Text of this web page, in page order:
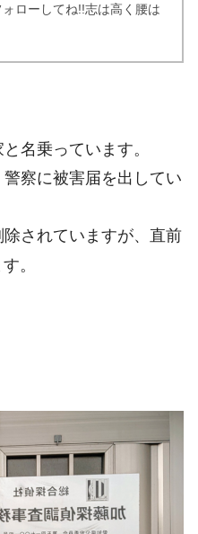
ローしてね!!志は高く腰は
名乗っています。
察に被害届を出してい
されていますが、直前
。